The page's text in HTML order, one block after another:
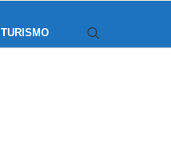
TURISMO